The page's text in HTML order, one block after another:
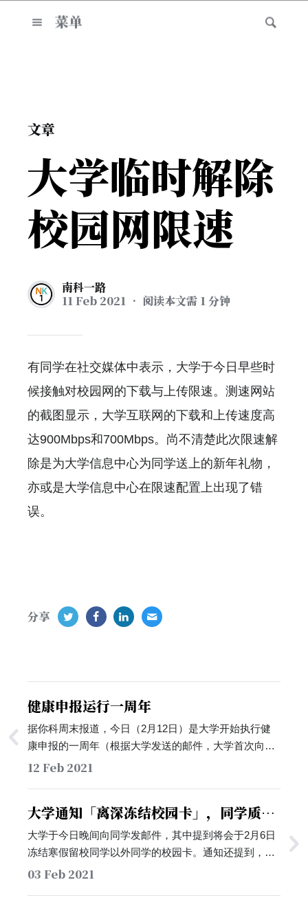
菜单
文章
大学临时解除
校园网限速
南科一路
11 Feb 2021 • 阅读本文需 1 分钟
有同学在社交媒体中表示，大学于今日早些时
候接触对校园网的下载与上传限速。测速网站
的截图显示，大学互联网的下载和上传速度高
达900Mbps和700Mbps。尚不清楚此次限速解
除是为大学信息中心为同学送上的新年礼物，
亦或是大学信息中心在限速配置上出现了错
误。
分享
健康申报运行一周年
据你科周末报道，今日（2月12日）是大学开始执行健
康申报的一周年（根据大学发送的邮件，大学首次向师
生员工推行健康申报的日期为2020年2月6日）。大学的
陆疫情状态的变化，健康申报在不同时期也询问了「当
日是否离校」，「当日是否处在中高风险地区」，「是
否计划返回家乡」等问题。…
12 Feb 2021
大学通知「离深冻结校园卡」，同学质疑
相关政策「层层加码」
大学于今日晚间向同学发邮件，其中提到将会于2月6日
冻结寒假留校同学以外同学的校园卡。通知还提到，离
深前往低风险地区的同学如需开通校园卡权限，需要在
03 Feb 2021